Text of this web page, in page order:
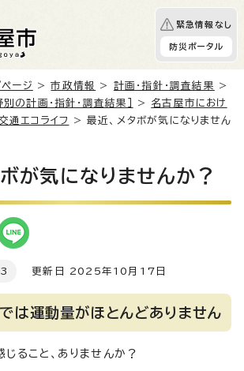
緊急情報なし
防災ポータル
ページ >市政情報 > 計画・指針・調査結果
>
の計画・指針・調査結果］
> 名古屋市におけ
通エコライフ
> 最近、メタボが気になりません
が気になりませんか？
更新日 2025年10月17日
は運動量がほとんどありません
ること、ありませんか？